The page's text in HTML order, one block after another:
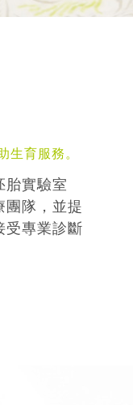
生育服務。
胎實驗室
團隊，並提
受專業診斷